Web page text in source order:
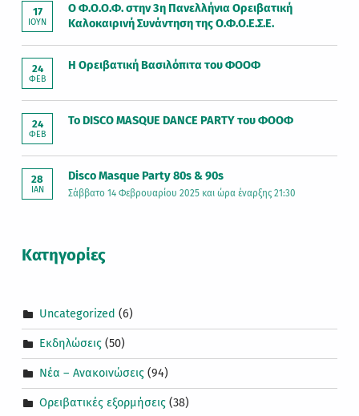
17
ΙΟΎΝ
Ο Φ.Ο.Ο.Φ. στην 3η Πανελλήνια Ορειβατική
Καλοκαιρινή Συνάντηση της Ο.Φ.Ο.Ε.Σ.Ε.
24
ΦΕΒ
Η Ορειβατική Βασιλόπιτα του ΦΟΟΦ
24
ΦΕΒ
Το DISCO MASQUE DANCE PARTY του ΦΟΟΦ
28
ΙΑΝ
Disco Masque Party 80s & 90s
Σάββατο 14 Φεβρουαρίου 2025 και ώρα έναρξης 21:30
Kατηγορίες
Uncategorized (6)
Εκδηλώσεις(50)
Νέα – Ανακοινώσεις(94)
Ορειβατικές εξορμήσεις(38)